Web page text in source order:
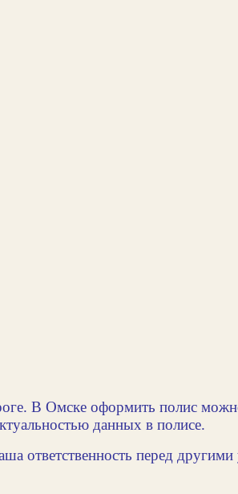
В Омске оформить полис
данных в полисе.
ответственность перед